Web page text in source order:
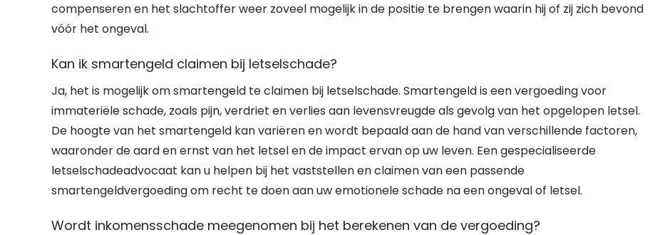
compenseren en het slachtoffer weer zoveel mogelijk in de positie te brengen waarin hij of zij zich bevond
vóór het ongeval.
Kan ik smartengeld claimen bij letselschade?
Ja, het is mogelijk om smartengeld te claimen bij letselschade. Smartengeld is een vergoeding voor
immateriële schade, zoals pijn, verdriet en verlies aan levensvreugde als gevolg van het opgelopen letsel.
De hoogte van het smartengeld kan variëren en wordt bepaald aan de hand van verschillende factoren,
waaronder de aard en ernst van het letsel en de impact ervan op uw leven. Een gespecialiseerde
letselschadeadvocaat kan u helpen bij het vaststellen en claimen van een passende
smartengeldvergoeding om recht te doen aan uw emotionele schade na een ongeval of letsel.
Wordt inkomensschade meegenomen bij het berekenen van de vergoeding?